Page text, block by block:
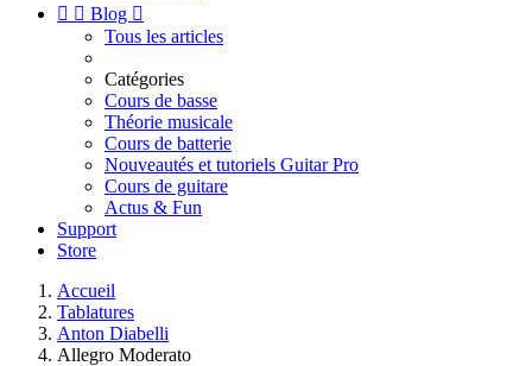
  Blog 
Tous les articles
Catégories
Cours de basse
Théorie musicale
Cours de batterie
Nouveautés et tutoriels Guitar Pro
Cours de guitare
Actus & Fun
Support
Store
Accueil
Tablatures
Anton Diabelli
Allegro Moderato